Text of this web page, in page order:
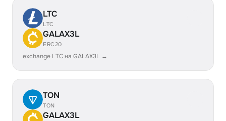
LTC
LTC
GALAX3L
ERC20
exchange LTC на GALAX3L →
TON
TON
GALAX3L